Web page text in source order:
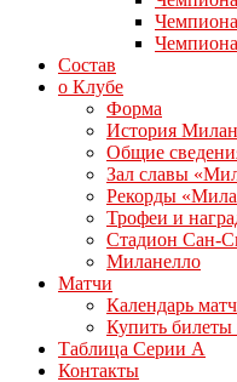
Состав
о Клубе
Форма
История
Общие
Зал славы
Рекорды
Трофеи и
Стадион Сан-
Миланелло
Матчи
Календарь
Купить
Таблица Серии А
Контакты